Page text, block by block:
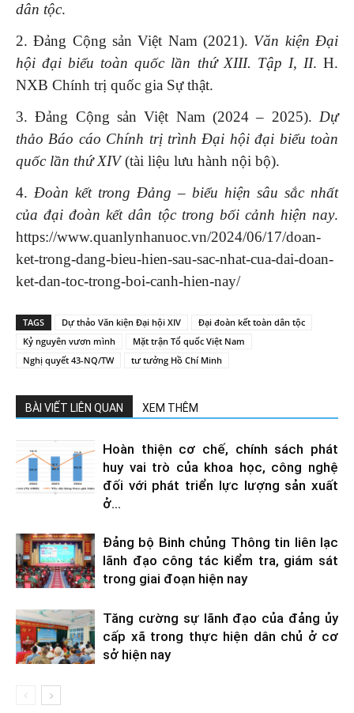
dân tộc.
2. Đảng Cộng sản Việt Nam (2021). Văn kiện Đại
hội đại biểu toàn quốc lần thứ XIII. Tập I, II. H.
NXB Chính trị quốc gia Sự thật.
3. Đảng Cộng sản Việt Nam (2024 – 2025). Dự
thảo Báo cáo Chính trị trình Đại hội đại biểu toàn
quốc lần thứ XIV(tài liệu lưu hành nội bộ).
4. Đoàn kết trong Đảng – biểu hiện sâu sắc nhất
của đại đoàn kết dân tộc trong bối cảnh hiện nay.
https://www.quanlynhanuoc.vn/2024/06/17/doan-
ket-trong-dang-bieu-hien-sau-sac-nhat-cua-dai-doan-
ket-dan-toc-trong-boi-canh-hien-nay/
TAGS Dự thảo Văn kiện Đại hội XIV
Đại đoàn kết toàn dân tộc
Kỷ nguyên vươn mình
Mặt trận Tổ quốc Việt Nam
Nghị quyết 43-NQ/TW
tư tưởng Hồ Chí Minh
BÀI VIẾT LIÊN QUAN XEM THÊM
Hoàn thiện cơ chế, chính sách phát
huy vai trò của khoa học, công nghệ
đối với phát triển lực lượng sản xuất
ở...
Đảng bộ Binh chủng Thông tin liên lạc
lãnh đạo công tác kiểm tra, giám sát
trong giai đoạn hiện nay
Tăng cường sự lãnh đạo của đảng ủy
cấp xã trong thực hiện dân chủ ở cơ
sở hiện nay